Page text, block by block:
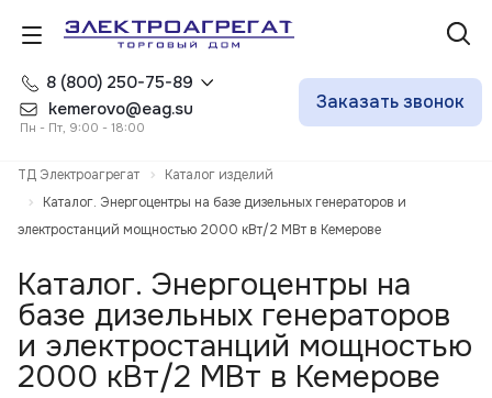
8 (800) 250-75-89
kemerovo@eag.su
Пн - Пт, 9:00 - 18:00
Заказать звонок
ТД Электроагрегат
Каталог изделий
Каталог. Энергоцентры на базе дизельных генераторов и
электростанций мощностью 2000 кВт/2 МВт в Кемерове
Каталог. Энергоцентры на
базе дизельных генераторов
и электростанций мощностью
2000 кВт/2 МВт в Кемерове